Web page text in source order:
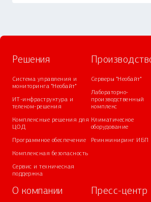
Решения
Система управления и
мониторинга "Необайт"
ИТ-инфраструктура и
телеком-решения
Комплексные решения для
ЦОД
Программное обеспечение
Комплексная безопасность
Сервис и техническая
поддержка
Серверы "Необайт"
Лабораторно-
производственный
комплекс
Климатическое
оборудование
Реинжиниринг ИБП
О компании Пресс-центр